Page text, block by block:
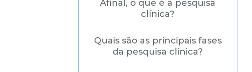
Afinal, o que é a pesquisa
clínica?
Quais são as principais fases
da pesquisa clínica?